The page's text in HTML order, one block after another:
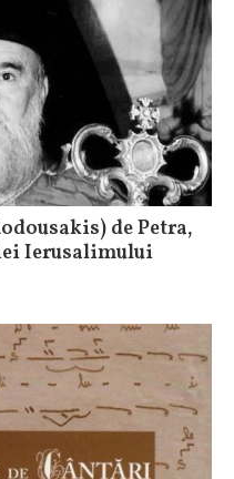
de Petra,
Ierusalimului